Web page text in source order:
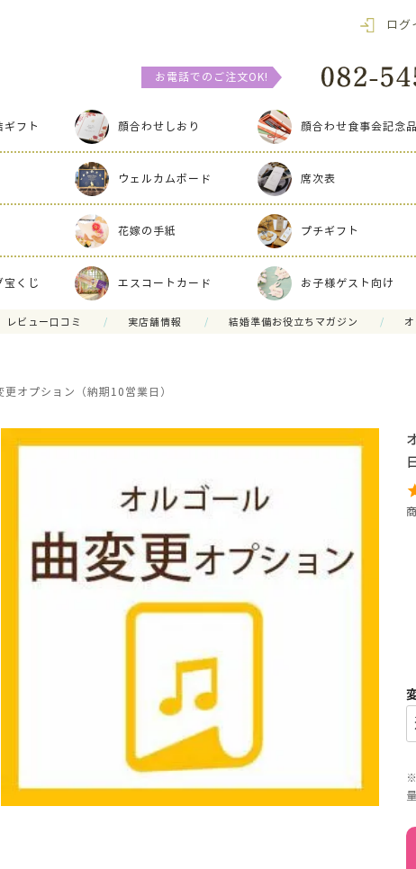
ログ
お電話でのご注文OK!
ギフト 顔合わせしおり 顔合わせ食事会記念品
ウェルカムボード 席次表
花嫁の手紙 プチギフト
宝くじ エスコートカード お子様ゲスト向け
レビュー口コミ 実店舗情報 結婚準備お役立ちマガジン
更オプション（納期10営業日）